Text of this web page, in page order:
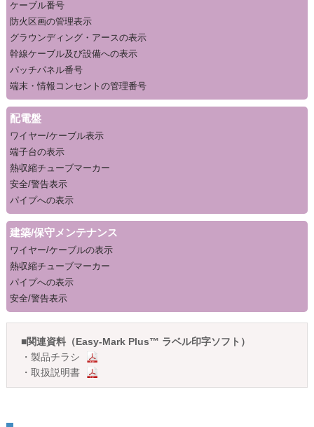
ケーブル番号
防火区画の管理表示
グラウンディング・アースの表示
幹線ケーブル及び設備への表示
パッチパネル番号
端末・情報コンセントの管理番号
配電盤
ワイヤー/ケーブル表示
端子台の表示
熱収縮チューブマーカー
安全/警告表示
パイプへの表示
建築/保守メンテナンス
ワイヤー/ケーブルの表示
熱収縮チューブマーカー
パイプへの表示
安全/警告表示
■関連資料（Easy-Mark Plus™ ラベル印字ソフト）
・ 製品チラシ
・ 取扱説明書